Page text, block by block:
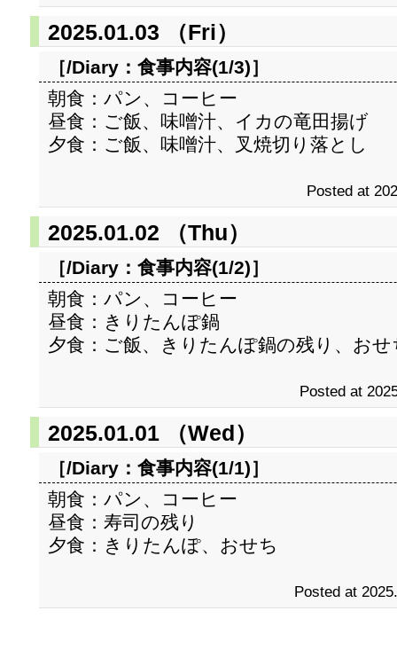
2025.01.03 （Fri）
［/Diary： 食事内容(1/3)］
朝食：パン、コーヒー
昼食：ご飯、味噌汁、イカの竜田揚げ
夕食：ご飯、味噌汁、叉焼切り落とし
Posted at
2025.01.02 （Thu）
［/Diary： 食事内容(1/2)］
朝食：パン、コーヒー
昼食：きりたんぽ鍋
夕食：ご飯、きりたんぽ鍋の残り、おせ
Posted at
2025.01.01 （Wed）
［/Diary： 食事内容(1/1)］
朝食：パン、コーヒー
昼食：寿司の残り
夕食：きりたんぽ、おせち
Posted at